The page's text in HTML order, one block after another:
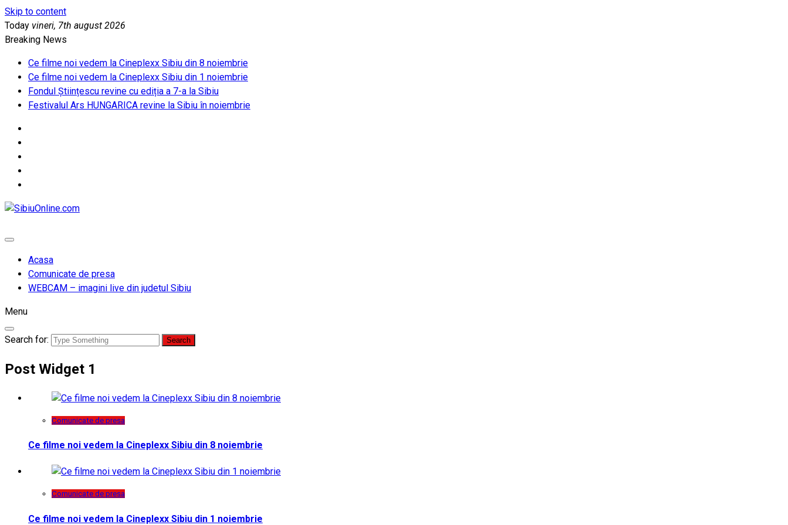
Skip to content
Today vineri, 7th august 2026
Breaking News
Ce filme noi vedem la Cineplexx Sibiu din 8 noiembrie
Ce filme noi vedem la Cineplexx Sibiu din 1 noiembrie
Fondul Științescu revine cu ediția a 7-a la Sibiu
Festivalul Ars HUNGARICA revine la Sibiu în noiembrie
Acasa
Comunicate de presa
WEBCAM – imagini live din judetul Sibiu
Menu
Search for:
Post Widget 1
Comunicate de presa
Ce filme noi vedem la Cineplexx Sibiu din 8 noiembrie
Comunicate de presa
Ce filme noi vedem la Cineplexx Sibiu din 1 noiembrie